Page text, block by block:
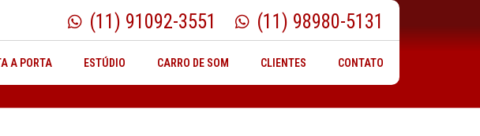
(11) 91092-3551 (11) 98980-5131
A PORTA ESTÚDIO CARRO DE SOM CLIENTES CONTATO